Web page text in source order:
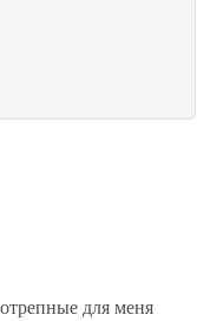
для меня